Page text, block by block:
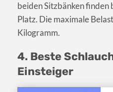
beiden Sitzbänken finden
Platz. Die maximale
Kilogramm.
4. Beste
Einsteiger